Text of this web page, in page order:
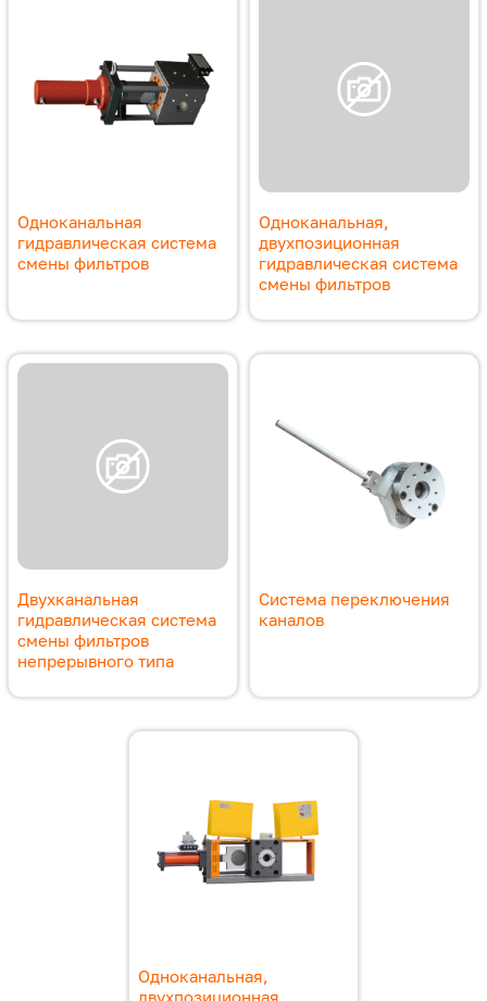
Одноканальная
гидравлическая система
смены фильтров
Одноканальная,
двухпозиционная
гидравлическая система
смены фильтров
Двухканальная
гидравлическая система
смены фильтров
непрерывного типа
Система переключения
каналов
Одноканальная,
двухпозиционная